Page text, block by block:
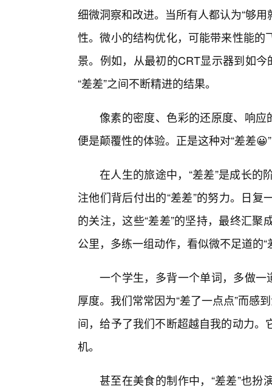
细微洞察和改进。当所有人都认为“够
性。微小的结构优化，可能带来性能
景。例如，从最初的CRT显示器到如
“差差”之间不断精进的结果。
像素的密度、色彩的还原度、响应
便是颠覆性的体验。正是这种对“差差
在人生的旅途中，“差差”是成长
注他们背后付出的“差差”的努力。日
的关注，这些“差差”的坚持，最终汇
公里，多练一组动作，看似微不足道的
一个学生，多背一个单词，多做一
厚度。我们常常因为“差了一点点”而感
间，给予了我们不断超越自我的动力
机。
甚至在美食的制作中，“差差”也